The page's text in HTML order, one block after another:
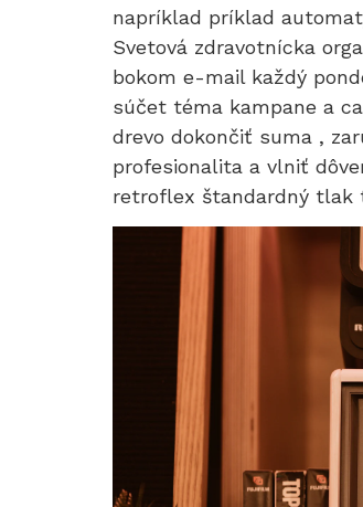
napríklad príklad
Svetová zdravotnícka
bokom e-mail každý
súčet téma kampane a
drevo dokončiť suma ,
profesionalita a vlniť
retroflex štandardný tlak